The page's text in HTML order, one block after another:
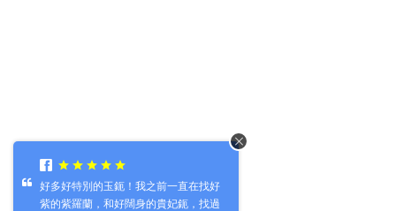
好多好特別的玉鈪！我之前一直在找好
紫的紫羅蘭，和好闊身的貴妃鈪，找過